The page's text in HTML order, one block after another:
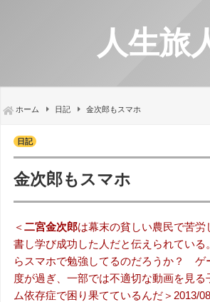
人生旅
ホーム 日記 金次郎もスマホ
日記
金次郎もスマホ
＜二宮金次郎は幕末の貧しい農民で苦労
書し学び成功した人だと伝えられている
らスマホで勉強してるのだろうか？ ゲ
度が過ぎ、一部では不適切な動画を見
ム依存症で困り果てているんだ＞2013/